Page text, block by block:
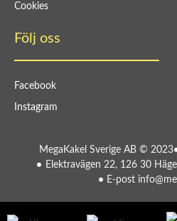
Cookies
Följ oss
Facebook
Instagram
MegaKakel Sverige AB © 2023
Elektravägen 22, 126 30
E-post